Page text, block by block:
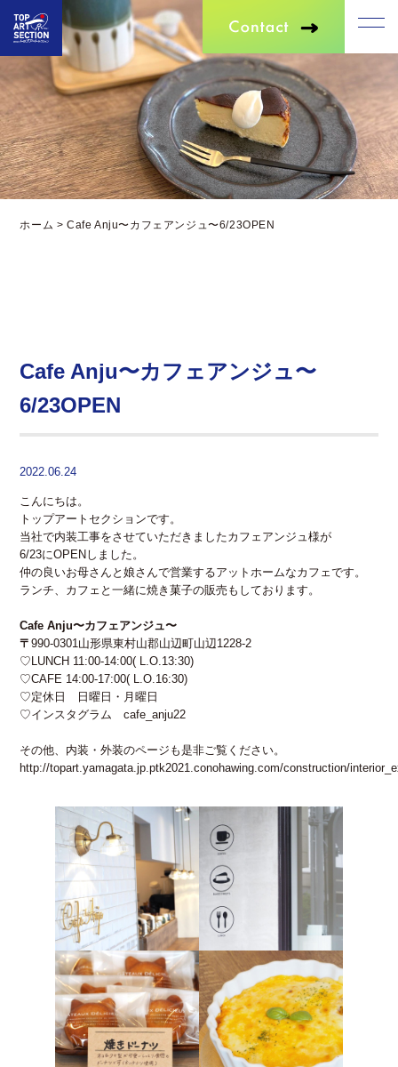
ホーム >Cafe Anju〜カフェアンジュ〜6/23OPEN
Cafe Anju〜カフェアンジュ〜
6/23OPEN
2022.06.24
こんにちは。
トップアートセクションです。
当社で内装工事をさせていただきましたカフェアンジュ様が
6/23にOPENしました。
仲の良いお母さんと娘さんで営業するアットホームなカフェです。
ランチ、カフェと一緒に焼き菓子の販売もしております。
Cafe Anju〜カフェアンジュ〜
〒990-0301山形県東村山郡山辺町山辺1228-2
♡LUNCH 11:00-14:00( L.O.13:30)
♡CAFE 14:00-17:00( L.O.16:30)
♡定休日 日曜日・月曜日
♡インスタグラム cafe_anju22
その他、内装・外装のページも是非ご覧ください。
http://topart.yamagata.jp.ptk2021.conohawing.com/construction/